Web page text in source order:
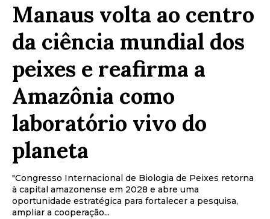
Manaus volta ao centro
da ciência mundial dos
peixes e reafirma a
Amazônia como
laboratório vivo do
planeta
"Congresso Internacional de Biologia de Peixes retorna
à capital amazonense em 2028 e abre uma
oportunidade estratégica para fortalecer a pesquisa,
ampliar a cooperação...